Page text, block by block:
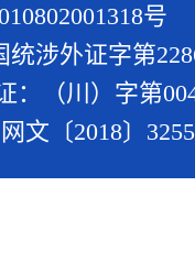
号
涉外证字第
：（川）字第
文〔2018〕